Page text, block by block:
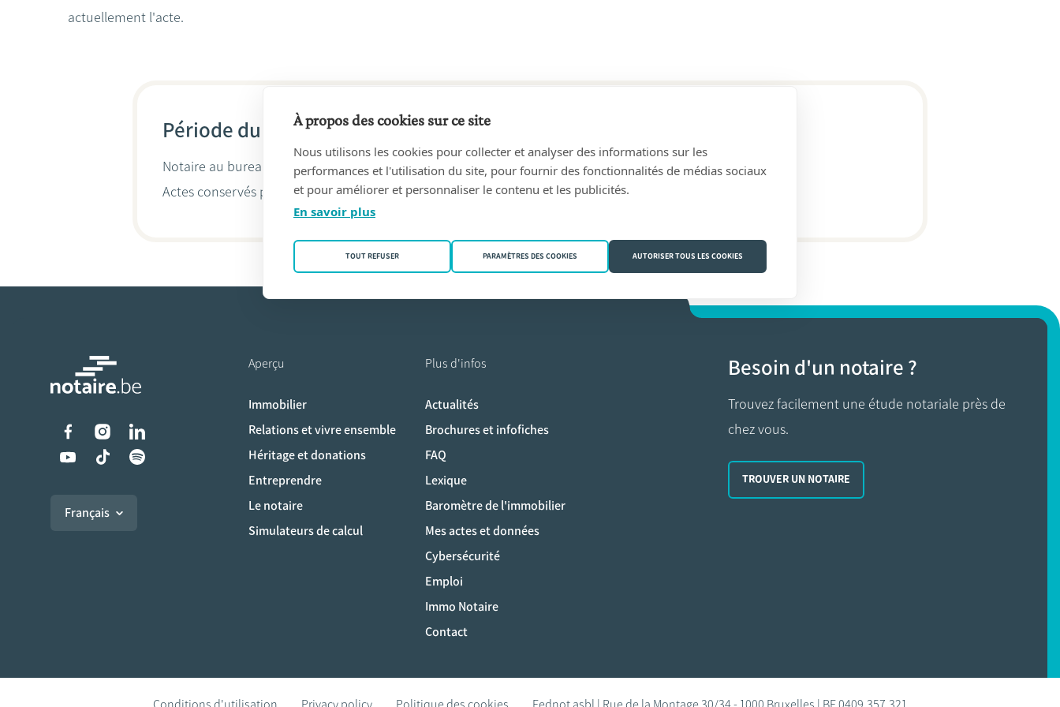
actuellement l'acte.
Période du 30/09/1975 au 30/08/1985
Notaire au bureau WAUTLET, Marc(6000 Charleroi)
Actes conservés par
Nicolas Rousseaux
Liens vers les réseaux sociaux
Français
Aperçu
Immobilier
Relations et vivre ensemble
Héritage et donations
Entreprendre
Le notaire
Simulateurs de calcul
Plus d'infos
Actualités
Brochures et infofiches
FAQ
Lexique
Baromètre de l'immobilier
Mes actes et données
Cybersécurité
Emploi
Immo Notaire
Contact
Besoin d'un notaire ?
Trouvez facilement une étude notariale près de
chez vous.
TROUVER UN NOTAIRE
À propos des cookies sur ce site
Nous utilisons les cookies pour collecter et analyser des informations sur les
performances et l'utilisation du site, pour fournir des fonctionnalités de médias sociaux
et pour améliorer et personnaliser le contenu et les publicités.
En savoir plus
TOUT REFUSER PARAMÈTRES DES COOKIES AUTORISER TOUS LES COOKIES